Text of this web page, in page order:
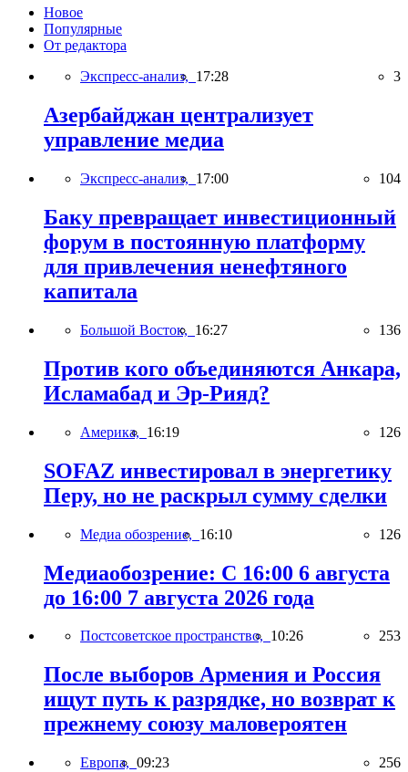
Новое
Популярные
От редактора
Экспресс-анализ, 17:28 3
Азербайджан централизует
управление медиа
Экспресс-анализ, 17:00 104
Баку превращает инвестиционный
форум в постоянную платформу
для привлечения ненефтяного
капитала
Большой Восток, 16:27 136
Против кого объединяются Анкара,
Исламабад и Эр-Рияд?
Америка, 16:19 126
SOFAZ инвестировал в энергетику
Перу, но не раскрыл сумму сделки
Медиа обозрение, 16:10 126
Медиаобозрение: С 16:00 6 августа
до 16:00 7 августа 2026 года
Постсоветское пространство, 10:26 253
После выборов Армения и Россия
ищут путь к разрядке, но возврат к
прежнему союзу маловероятен
Европа, 09:23 256